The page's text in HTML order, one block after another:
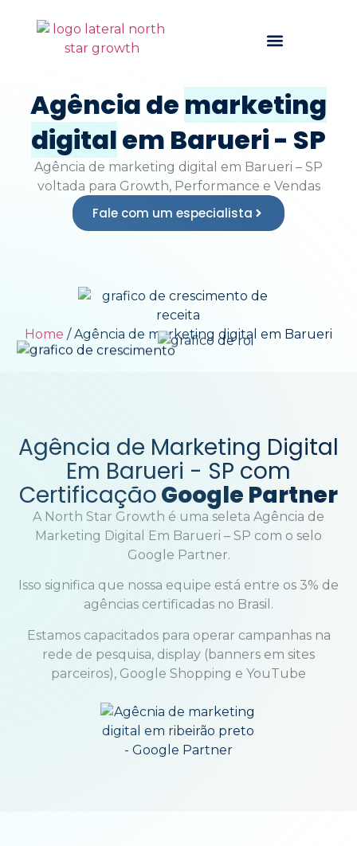
Agência de marketing
digitalem Barueri - SP
Agência de marketing digital em Barueri – SP
voltada para Growth, Performance e Vendas
Fale com um especialista
Home / Agência de marketing digital em Barueri
Agência de Marketing Digital
Em Barueri - SP com
CertificaçãoGoogle Partner
A North Star Growth é uma seleta Agência de
Marketing Digital Em Barueri – SP com o selo
Google Partner.
Isso significa que nossa equipe está entre os 3% de
agências certificadas no Brasil.
Estamos capacitados para operar campanhas na
rede de pesquisa, display (banners em sites
parceiros), Google Shopping e YouTube